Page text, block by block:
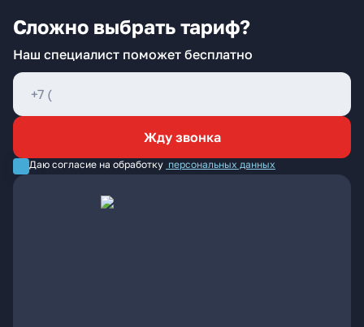
Сложно выбрать тариф?
Наш специалист поможет бесплатно
Жду звонка
Даю согласие на обработку персональных данных